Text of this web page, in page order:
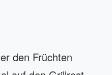
den Früchten